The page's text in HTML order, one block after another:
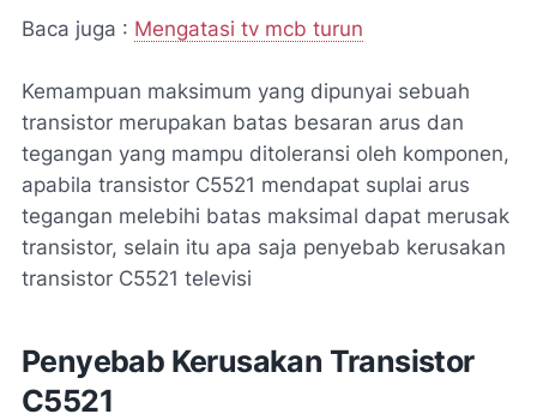
Baca juga : Mengatasi tv mcb turun
Kemampuan maksimum yang dipunyai sebuah
transistor merupakan batas besaran arus dan
tegangan yang mampu ditoleransi oleh komponen,
apabila transistor C5521 mendapat suplai arus
tegangan melebihi batas maksimal dapat merusak
transistor, selain itu apa saja penyebab kerusakan
transistor C5521 televisi
Penyebab Kerusakan Transistor
C5521